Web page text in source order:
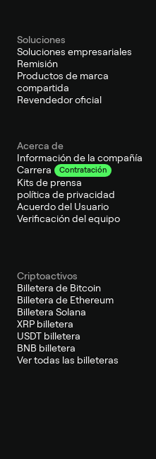
Soluciones
Soluciones empresariales
Remisión
Productos de marca
compartida
Revendedor oficial
Acerca de
Información de la compañía
Carrera
Contratación
Kits de prensa
política de privacidad
Acuerdo del Usuario
Verificación del equipo
Criptoactivos
Billetera de Bitcoin
Billetera de Ethereum
Billetera Solana
XRP billetera
USDT billetera
BNB billetera
Ver todas las billeteras